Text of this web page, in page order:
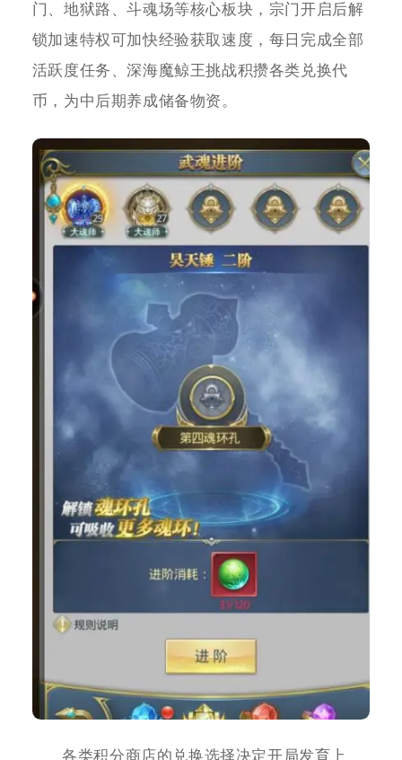
门、地狱路、斗魂场等核心板块，宗门开启后解
锁加速特权可加快经验获取速度，每日完成全部
活跃度任务、深海魔鲸王挑战积攒各类兑换代
币，为中后期养成储备物资。
各类积分商店的兑换选择决定开局发育上